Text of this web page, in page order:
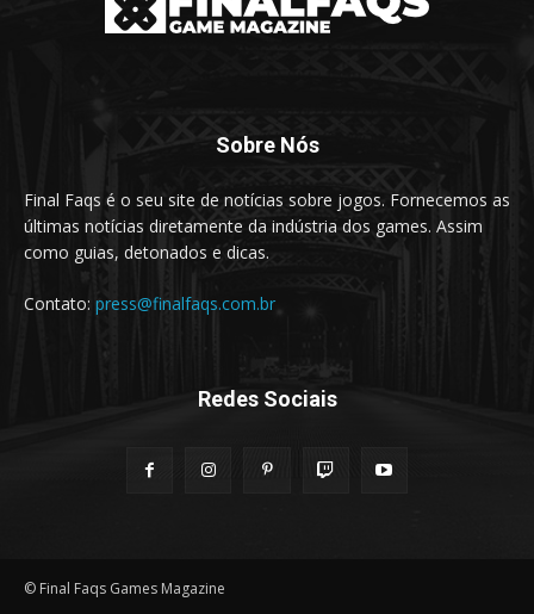
Sobre Nós
Final Faqs é o seu site de notícias sobre jogos. Fornecemos as
últimas notícias diretamente da indústria dos games. Assim
como guias, detonados e dicas.
Contato: press@finalfaqs.com.br
Redes Sociais
© Final Faqs Games Magazine